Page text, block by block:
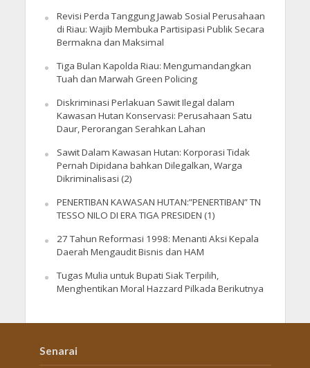
Revisi Perda Tanggung Jawab Sosial Perusahaan
di Riau: Wajib Membuka Partisipasi Publik Secara
Bermakna dan Maksimal
Tiga Bulan Kapolda Riau: Mengumandangkan
Tuah dan Marwah Green Policing
Diskriminasi Perlakuan Sawit Ilegal dalam
Kawasan Hutan Konservasi: Perusahaan Satu
Daur, Perorangan Serahkan Lahan
Sawit Dalam Kawasan Hutan: Korporasi Tidak
Pernah Dipidana bahkan Dilegalkan, Warga
Dikriminalisasi (2)
PENERTIBAN KAWASAN HUTAN:”PENERTIBAN” TN
TESSO NILO DI ERA TIGA PRESIDEN (1)
27 Tahun Reformasi 1998: Menanti Aksi Kepala
Daerah Mengaudit Bisnis dan HAM
Tugas Mulia untuk Bupati Siak Terpilih,
Menghentikan Moral Hazzard Pilkada Berikutnya
Senarai